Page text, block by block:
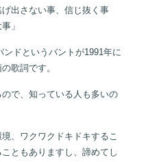
げ出さない事、信じ抜く事
」
ドというバントが1991年に
歌詞です。
で、知っている人も多いの
、ワクワクドキドキするこ
ともありますし、諦めてし